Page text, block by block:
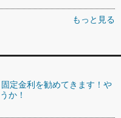
もっと見る
定金利を勧めてきます！や
か！